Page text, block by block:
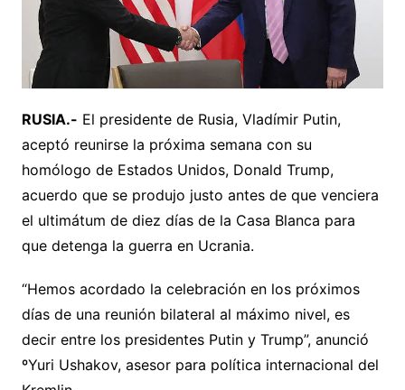
RUSIA.- El presidente de Rusia, Vladímir Putin,
aceptó reunirse la próxima semana con su
homólogo de Estados Unidos, Donald Trump,
acuerdo que se produjo justo antes de que venciera
el ultimátum de diez días de la Casa Blanca para
que detenga la guerra en Ucrania.
“Hemos acordado la celebración en los próximos
días de una reunión bilateral al máximo nivel, es
decir entre los presidentes Putin y Trump”, anunció
ºYuri Ushakov, asesor para política internacional del